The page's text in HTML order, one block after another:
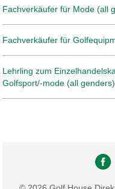
Fachverkäufer für Mode (all
Fachverkäufer für
Lehrling zum
Golfsport/-mode (all genders)